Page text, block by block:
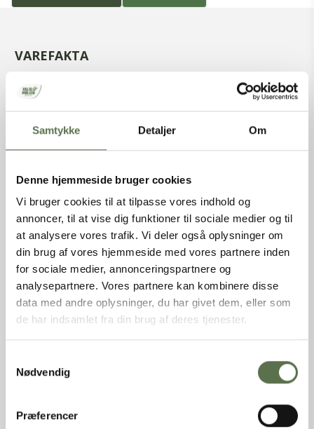
Samtykke Detaljer Om
Denne hjemmeside bruger cookies
Vi bruger cookies til at tilpasse vores indhold og
annoncer, til at vise dig funktioner til sociale medier og til
at analysere vores trafik. Vi deler også oplysninger om
din brug af vores hjemmeside med vores partnere inden
for sociale medier, annonceringspartnere og
analysepartnere. Vores partnere kan kombinere disse
data med andre oplysninger, du har givet dem, eller som
de har indsamlet fra din brug af deres tjenester.
Nødvendig
Præferencer
VAREFAKTA
Varenummer
Unika Rugkerner NaturAks,
Nettovægt
12,5 kg
Produkttype
Rugkerner
Varemærke
Valsemøllen
EAN (stk)
05701075106400
Emballage
Sæk
Holdbarhed (uåbnet)
270 dage
Opbevaring
Tørt, ikke for varmt og ikke
sammen med stærkt lugtende
varer.
Oprindelsesland
Danmark
Dyrket/Høstet i
Danmark
INGREDIENSER
RUGKERNER.